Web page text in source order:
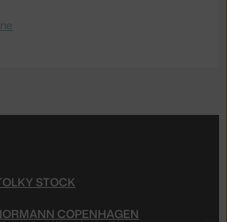
STOCK
COPENHAGEN